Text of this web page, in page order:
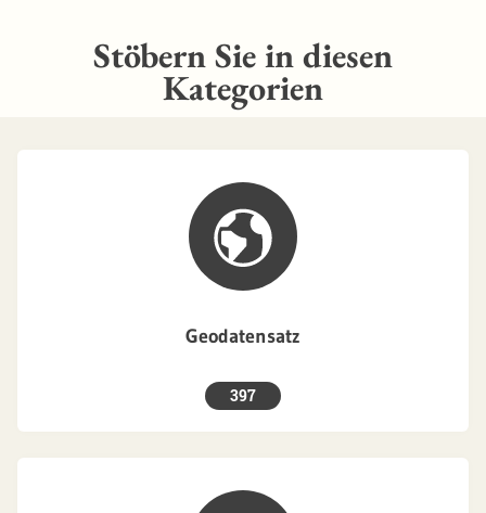
Stöbern Sie in diesen
Kategorien
Geodatensatz
397